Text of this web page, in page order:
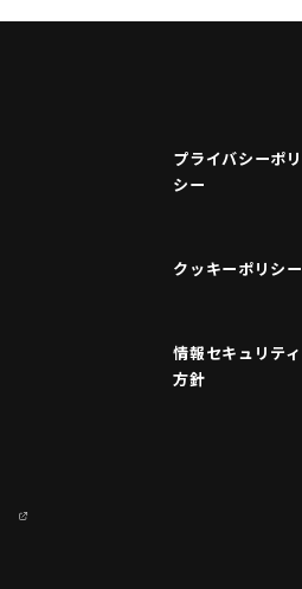
プライバシーポリ
シー
クッキーポリシー
情報セキュリティ
方針